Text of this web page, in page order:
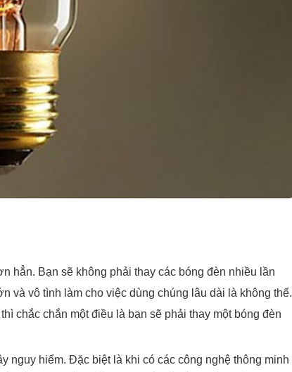
hẳn. Bạn sẽ không phải thay các bóng đèn nhiều lần
và vô tình làm cho việc dùng chúng lâu dài là không thể.
chắc chắn một điều là bạn sẽ phải thay một bóng đèn
nguy hiểm. Đặc biệt là khi có các công nghệ thông minh